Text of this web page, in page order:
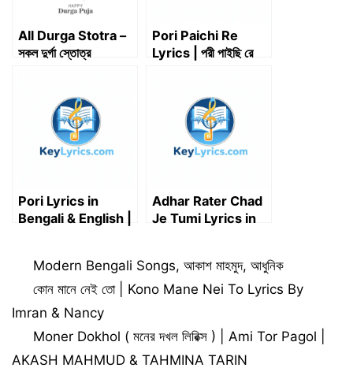
All Durga Stotra –
সকল দুর্গা স্তোত্র
Pori Paichi Re
Lyrics | পরী পাইছি রে
Pori Lyrics in
Bengali & English |
Imran
Adhar Rater Chad
Je Tumi Lyrics in
Categories
Modern Bengali Songs,আকাশ মাহমুদ,আধুনিক
কোন মানে নেই তো | Kono Mane Nei To Lyrics By
Imran & Nancy
Moner Dokhol ( মনের দখল লিরিক্স ) | Ami Tor Pagol |
AKASH MAHMUD & TAHMINA TARIN